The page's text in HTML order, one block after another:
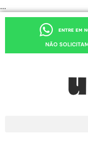
...
ENTRE EM
NÃO